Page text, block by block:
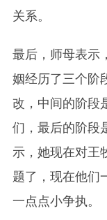
关系。
最后，师母表示
姻经历了三个阶
改，中间的阶段
们，最后的阶段
示，她现在对王
题了，现在他们
一点点小争执。